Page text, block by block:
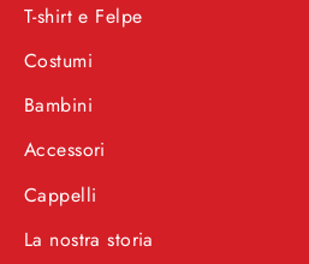
T-shirt e Felpe
Costumi
Bambini
Accessori
Cappelli
La nostra storia